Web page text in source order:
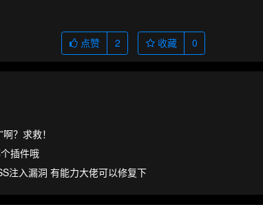
点赞 2 收藏 0
？求救！
插件哦
注入漏洞 有能力大佬可以修复下